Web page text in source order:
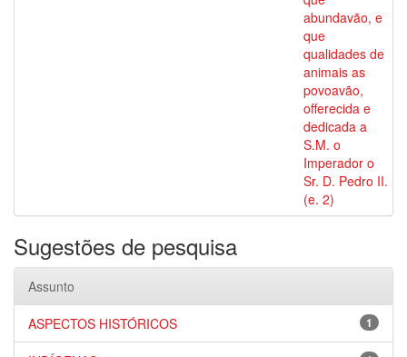
abundavão, e
que
qualidades de
animais as
povoavão,
offerecida e
dedicada a
S.M. o
Imperador o
Sr. D. Pedro II.
(e. 2)
Sugestões de pesquisa
Assunto
1
ASPECTOS HISTÓRICOS